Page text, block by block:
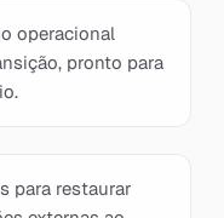
operacional
pronto para
para restaurar